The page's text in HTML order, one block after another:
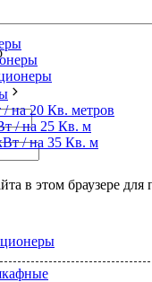
на 20 Кв. метров
/ на 25 Кв. м
/ на 35 Кв. м
в этом браузере